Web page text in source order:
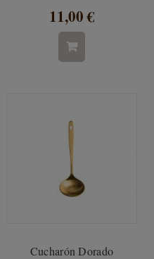
11,00 €
Cucharón Dorado